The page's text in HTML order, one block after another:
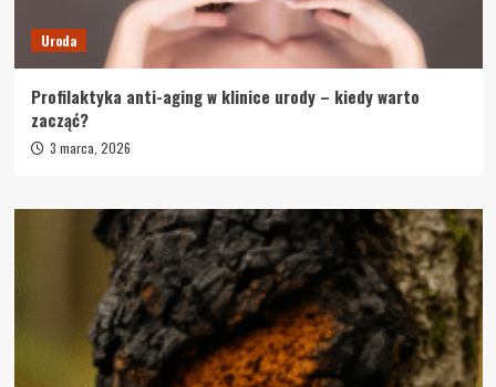
Uroda
Profilaktyka anti-aging w klinice urody – kiedy warto
zacząć?
3 marca, 2026